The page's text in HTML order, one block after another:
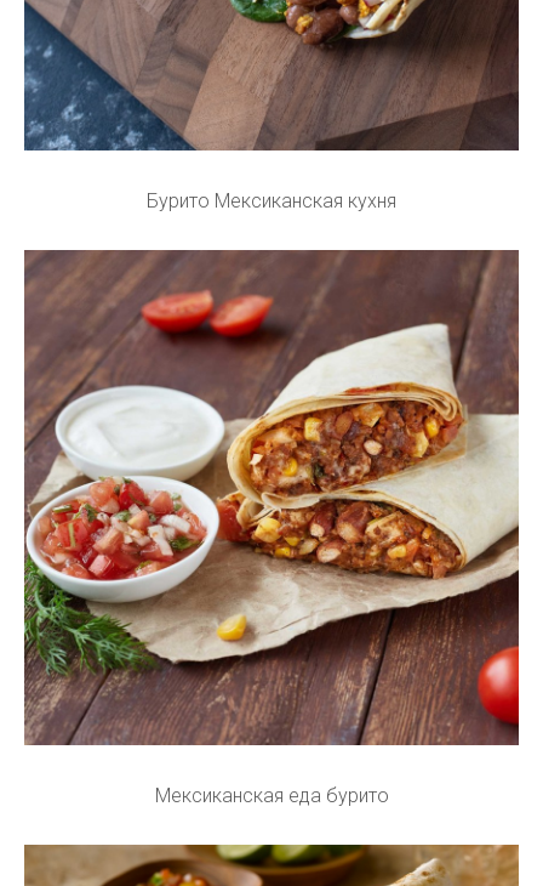
Бурито Мексиканская кухня
Мексиканская еда бурито